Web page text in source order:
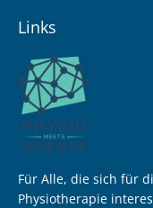
Links
Für Alle, die sich für
Physiotherapie